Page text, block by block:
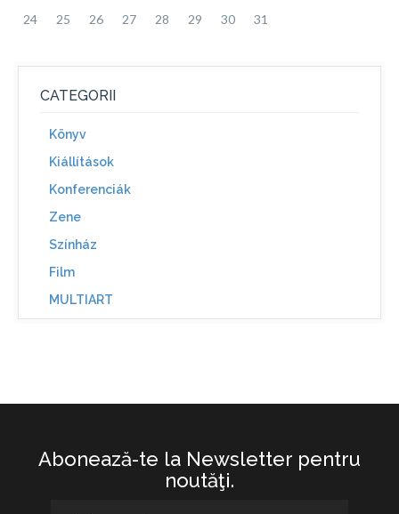
24 25 26 27 28 29 30 31
CATEGORII
Könyv
Kiállítások
Konferenciák
Zene
Színház
Film
MULTIART
Abonează-te la Newsletter pentru
noutăţi.